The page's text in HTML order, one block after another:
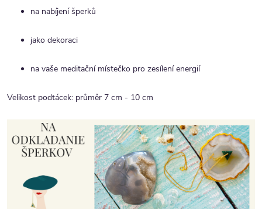
na nabíjení šperků
jako dekoraci
na vaše meditační místečko pro zesílení energií
Velikost podtácek: průměr 7 cm - 10 cm